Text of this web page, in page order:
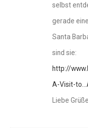
selbst
gerade
Santa
sind sie:
http://
A-Visit-
Liebe